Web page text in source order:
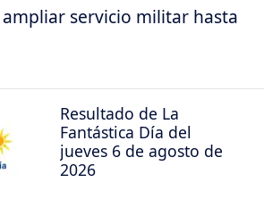
servicio militar hasta
Resultado de La
Fantástica Día del
jueves 6 de agosto de
2026